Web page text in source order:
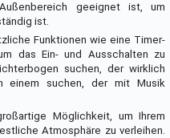
geeignet ist, um
ist.
Funktionen wie eine Timer-
das Ein- und Ausschalten zu
suchen, der wirklich
einem suchen, der mit Musik
Möglichkeit, um Ihrem
Atmosphäre zu verleihen.